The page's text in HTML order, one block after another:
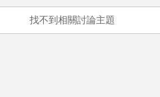
找不到相關討論主題